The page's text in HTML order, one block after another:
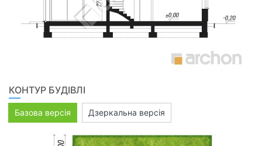
КОНТУР БУДІВЛІ
Базова версія Дзеркальна версія